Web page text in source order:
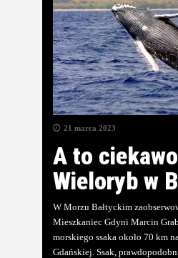
21 marca 2023
A to
Wieloryb w
W Morzu Bałtyckim
Mieszkaniec Gdyni Marcin
morskiego ssaka około 70 km
Gdańskiej. Ssak,